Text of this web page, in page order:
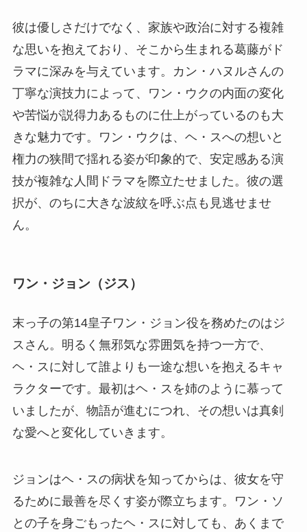
彼は優しさだけでなく、家族や政治に対する複雑
な思いを抱えており、そこから生まれる葛藤がド
ラマに深みを与えています。カン・ハヌルさんの
丁寧な演技力によって、ワン・ウクの内面の変化
や苦悩が説得力あるものに仕上がっているのも大
きな魅力です。ワン・ウクは、ヘ・スへの想いと
権力の狭間で揺れる姿が印象的で、安定感ある演
技が複雑な人間ドラマを際立たせました。彼の選
択が、のちに大きな波紋を呼ぶ点も見逃せませ
ん。
ワン・ジョン（ジス）
末っ子の第14皇子ワン・ジョン役を務めたのはジ
スさん。明るく無邪気な雰囲気を持つ一方で、
ヘ・スに対して誰よりも一途な想いを抱えるキャ
ラクターです。最初はヘ・スを姉のように慕って
いましたが、物語が進むにつれ、その想いは真剣
な愛へと変化していきます。
ジョンはヘ・スの病状を知ってからは、彼女を守
るために最善を尽くす姿が際立ちます。ワン・ソ
との子を身ごもったヘ・スに対しても、あくまで